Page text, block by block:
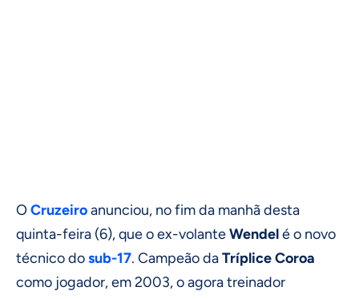
OCruzeiroanunciou, no fim da manhã desta
quinta-feira (6), que o ex-volanteWendelé o novo
técnico dosub-17. Campeão daTríplice Coroa
como jogador, em 2003, o agora treinador